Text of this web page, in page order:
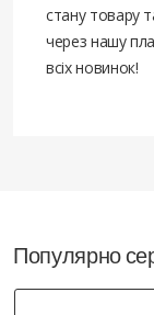
стану товару
через нашу
всіх новинок!
Популярно